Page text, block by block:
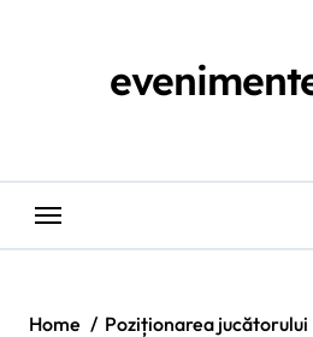
Home
Poziționarea jucătorului